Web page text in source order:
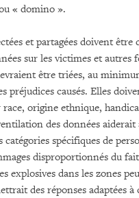
« domino ».
et partagées doivent être
sur les victimes et autres
être triées, au
préjudices causés. Elles
race, origine ethnique,
des données
spécifiques de
disproportionnés du
explosives dans les zones
des réponses adaptées à